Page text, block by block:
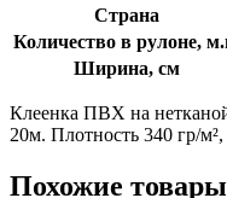
Страна
Количество в рулоне,
Ширина, см
Клеенка ПВХ на
20м. Плотность 340 гр/
Похожие товары